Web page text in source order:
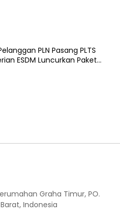
PLN Pasang PLTS
ESDM Luncurkan Paket
Graha Timur, PO.
Barat, Indonesia